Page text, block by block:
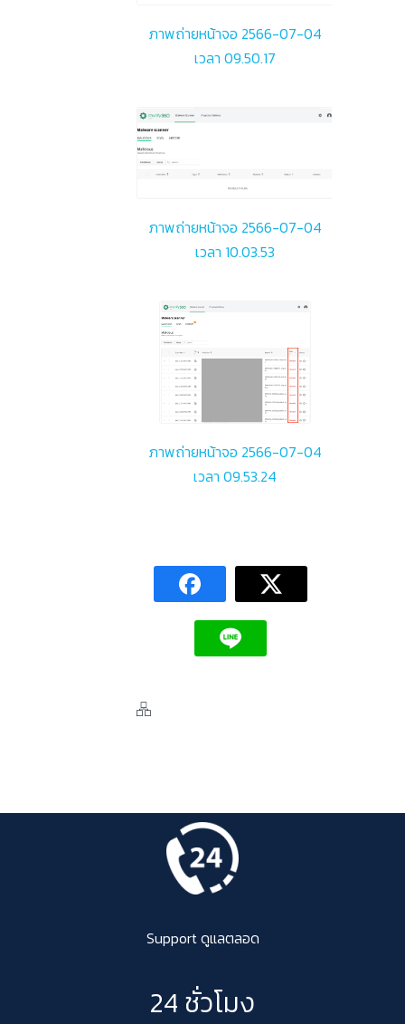
ภาพถ่ายหน้าจอ 2566-07-04
เวลา 09.50.17
ภาพถ่ายหน้าจอ 2566-07-04
เวลา 10.03.53
ภาพถ่ายหน้าจอ 2566-07-04
เวลา 09.53.24
Support ดูแลตลอด
24 ชั่วโมง